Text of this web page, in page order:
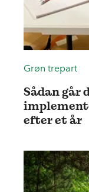
Grøn trepart
Sådan går
efter et år